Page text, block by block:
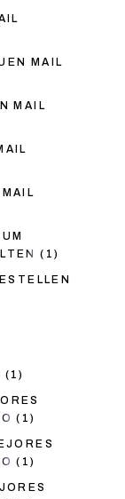
MAIL
MAIL
(1)
(1)
(1)
(1)